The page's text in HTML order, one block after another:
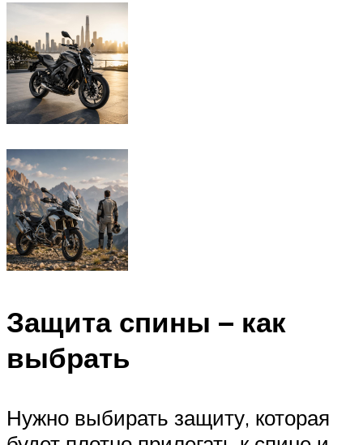
Защита спины – как
выбрать
Нужно выбирать защиту, которая